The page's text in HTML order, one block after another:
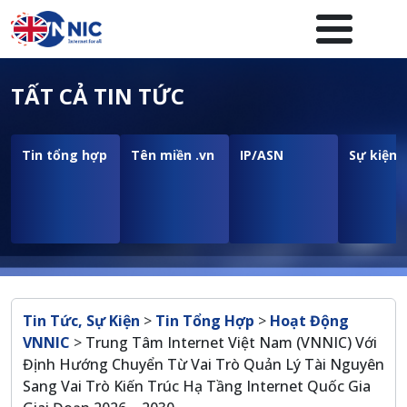
Nhảy đến nội dung
Menuheader của website
TẤT CẢ TIN TỨC
Tin tổng hợp Tên miền .vn IP/ASN Sự kiện
Breadcrumb
Tin Tức, Sự Kiện > Tin Tổng Hợp > Hoạt Động
VNNIC > Trung Tâm Internet Việt Nam (VNNIC) Với
Định Hướng Chuyển Từ Vai Trò Quản Lý Tài Nguyên
Sang Vai Trò Kiến Trúc Hạ Tầng Internet Quốc Gia